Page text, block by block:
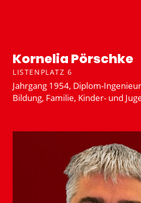
Kornelia Pörschke
LISTENPLATZ 6
Jahrgang 1954, Diplom-
Bildung, Familie, Kinder- und